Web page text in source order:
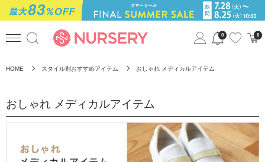
0 0
HOME スタイル別おすすめアイテム おしゃれ メディカルアイテム
おしゃれ メディカルアイテム